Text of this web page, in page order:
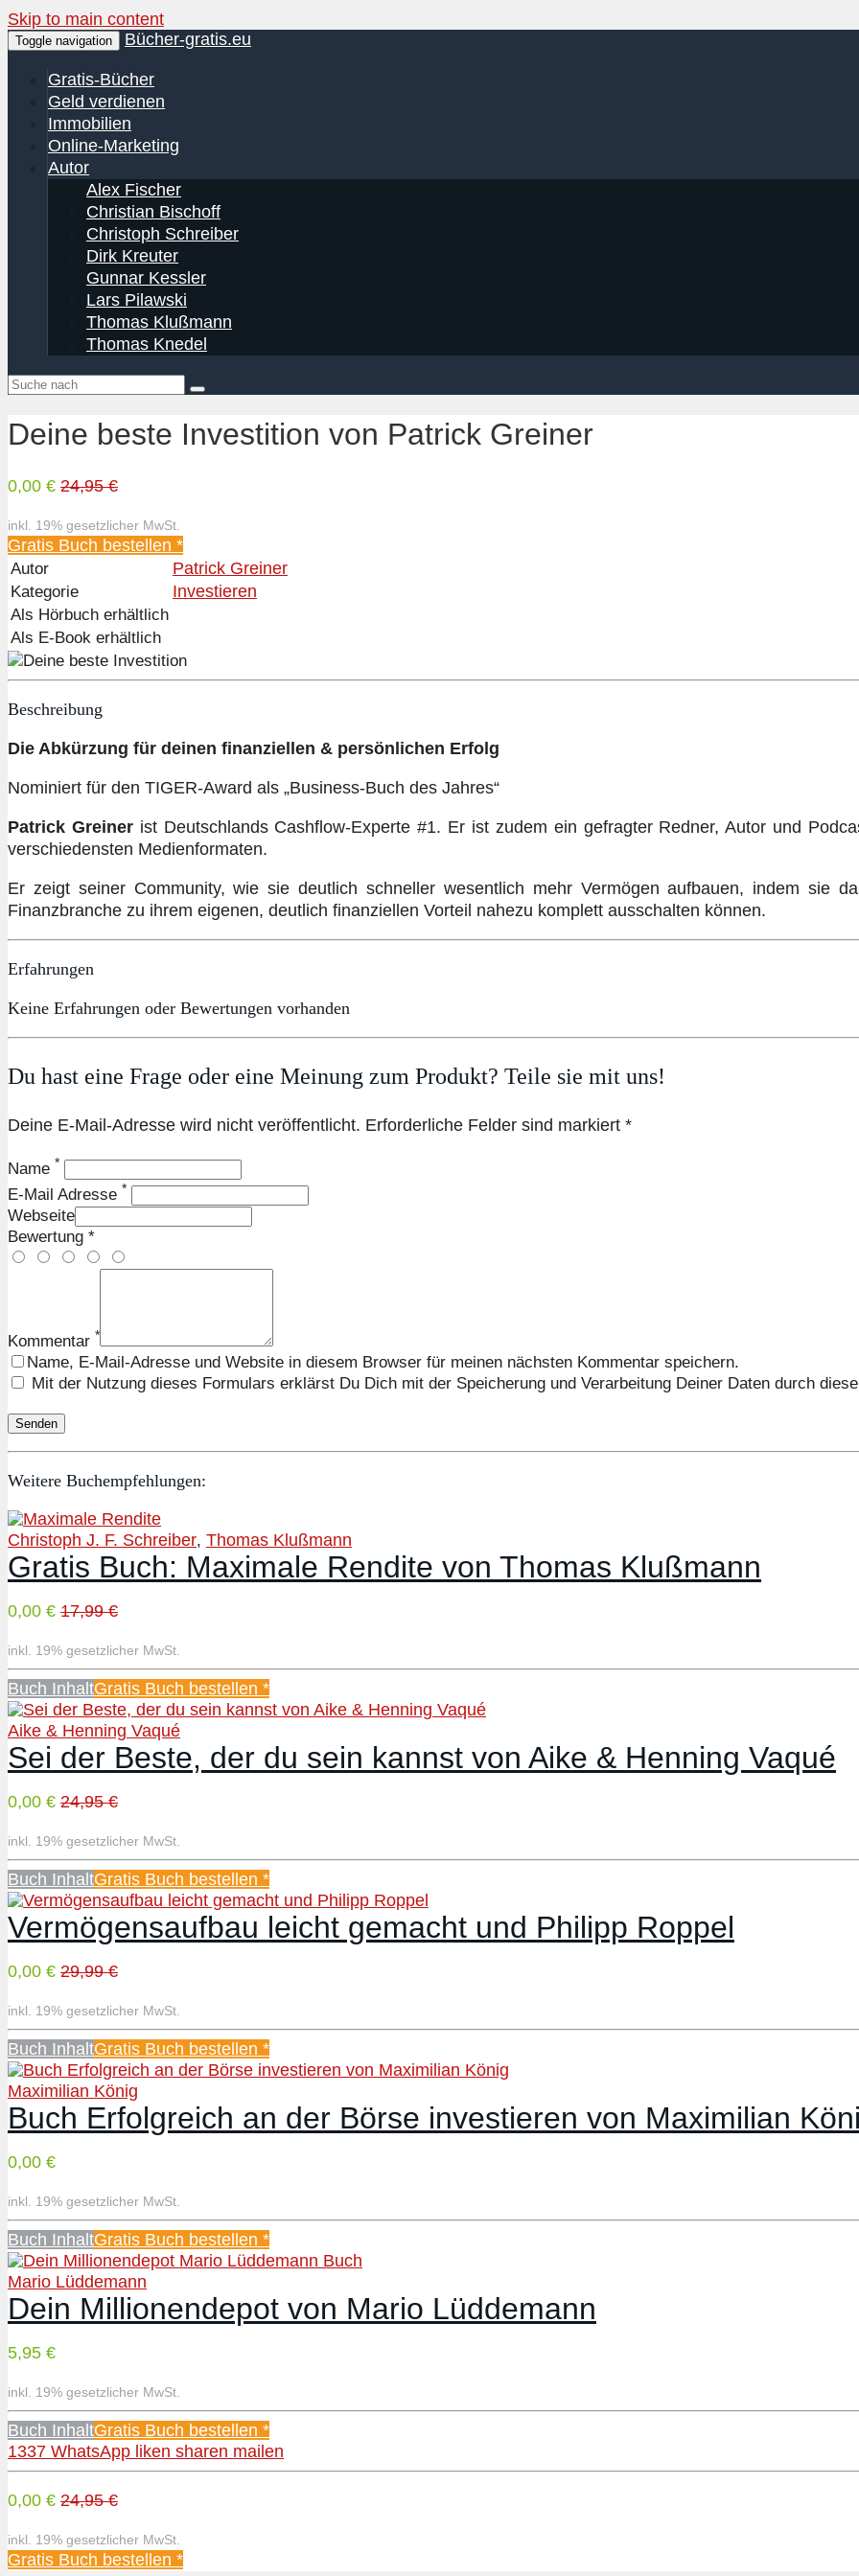
Skip to main content
Toggle navigation Bücher-gratis.eu
Gratis-Bücher
Geld verdienen
Immobilien
Online-Marketing
Autor
Alex Fischer
Christian Bischoff
Christoph Schreiber
Dirk Kreuter
Gunnar Kessler
Lars Pilawski
Thomas Klußmann
Thomas Knedel
Deine beste Investition von Patrick Greiner
0,00 € 24,95 €
inkl. 19% gesetzlicher MwSt.
Gratis Buch bestellen *
Autor Patrick Greiner
Kategorie Investieren
Als Hörbuch erhältlich
Als E-Book erhältlich
Beschreibung
Die Abkürzung für deinen finanziellen & persönlichen Erfolg
Nominiert für den TIGER-Award als „Business-Buch des Jahres“
Patrick Greinerist Deutschlands Cashflow-Experte #1. Er ist zudem ein gefragter Redner, Autor und
verschiedensten Medienformaten.
Er zeigt seiner Community, wie sie deutlich schneller wesentlich mehr Vermögen aufbauen, indem sie
Finanzbranche zu ihrem eigenen, deutlich finanziellen Vorteil nahezu komplett ausschalten können.
Erfahrungen
Keine Erfahrungen oder Bewertungen vorhanden
Du hast eine Frage oder eine Meinung zum Produkt? Teile sie mit uns!
Deine E-Mail-Adresse wird nicht veröffentlicht. Erforderliche Felder sind markiert *
Name *
E-Mail Adresse *
Webseite
Bewertung *
Kommentar *
Name, E-Mail-Adresse und Website in diesem Browser für meinen nächsten Kommentar speichern.
Mit der Nutzung dieses Formulars erklärst Du Dich mit der Speicherung und Verarbeitung Deiner Daten durch
Weitere Buchempfehlungen:
Christoph J. F. Schreiber, Thomas Klußmann
Gratis Buch: Maximale Rendite von Thomas Klußmann
0,00 € 17,99 €
inkl. 19% gesetzlicher MwSt.
Buch InhaltGratis Buch bestellen *
Aike & Henning Vaqué
Sei der Beste, der du sein kannst von Aike & Henning Vaqué
0,00 € 24,95 €
inkl. 19% gesetzlicher MwSt.
Buch InhaltGratis Buch bestellen *
Vermögensaufbau leicht gemacht und Philipp Roppel
0,00 € 29,99 €
inkl. 19% gesetzlicher MwSt.
Buch InhaltGratis Buch bestellen *
Maximilian König
Buch Erfolgreich an der Börse investieren von Maximilian
0,00 €
inkl. 19% gesetzlicher MwSt.
Buch InhaltGratis Buch bestellen *
Mario Lüddemann
Dein Millionendepot von Mario Lüddemann
5,95 €
inkl. 19% gesetzlicher MwSt.
Buch InhaltGratis Buch bestellen *
1337 WhatsApp liken sharen mailen
0,00 € 24,95 €
inkl. 19% gesetzlicher MwSt.
Gratis Buch bestellen *